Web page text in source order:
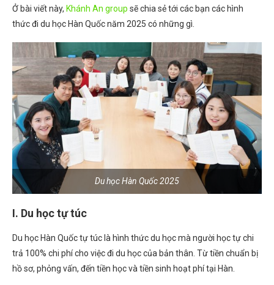
Ở bài viết này, Khánh An group sẽ chia sẻ tới các bạn các hình
thức đi du học Hàn Quốc năm 2025 có những gì.
Du học Hàn Quốc 2025
I. Du học tự túc
Du học Hàn Quốc tự túc là hình thức du học mà người học tự chi
trả 100% chi phí cho việc đi du học của bản thân. Từ tiền chuẩn bị
hồ sơ, phỏng vấn, đến tiền học và tiền sinh hoạt phí tại Hàn.